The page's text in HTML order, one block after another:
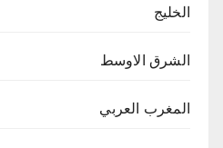
الخليج
الشرق الاوسط
المغرب العربي